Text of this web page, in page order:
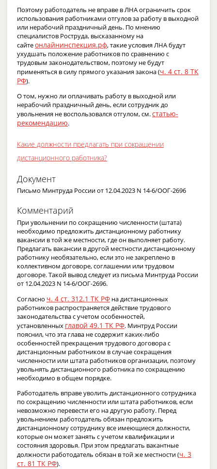
Поэтому работодатель не вправе в ЛНА ограничить срок
использования работниками отгулов за работу в выходной
или нерабочий праздничный день. По мнению
специалистов Роструда, высказанному на
сайтеонлайнинспекция.рф, такие условия ЛНА будут
ухудшать положение работников по сравнению с
трудовым законодательством, поэтому не будут
применяться в силу прямого указания закона (ч. 4 ст. 8 ТК
РФ).
О том, нужно ли оплачивать работу в выходной или
нерабочий праздничный день, если сотрудник до
увольнения не воспользовался отгулом, см.статью-
рекомендацию.
Какие должности предлагать при сокращении
дистанционного работника?
Документ
Письмо Минтруда России от 12.04.2023 N 14-6/ООГ-2696
Комментарий
При увольнении по сокращению численности (штата)
необходимо предложить дистанционному работнику
вакансии в той же местности, где он выполняет работу.
Предлагать вакансии в другой местности дистанционному
работнику необязательно, если это не закреплено в
коллективном договоре, соглашении или трудовом
договоре. Такой вывод следует из письма Минтруда России
от 12.04.2023 N 14-6/ООГ-2696.
Согласно ч. 4 ст. 312.1 ТК РФ на дистанционных
работников распространяется действие трудового
законодательства с учетом особенностей,
установленных главой 49.1 ТК РФ. Минтруд России
пояснил, что эта глава не содержит каких-либо
особенностей прекращения трудового договора с
дистанционным работником в случае сокращения
численности или штата работников организации, поэтому
увольнять дистанционного работника по сокращению
необходимо в общем порядке.
Работодатель вправе уволить дистанционного сотрудника
по сокращению численности или штата работников, если
невозможно перевести его на другую работу. Перед
увольнением работодатель обязан предложить
дистанционному сотруднику все имеющиеся должности,
которые он может занять с учетом квалификации и
состояния здоровья. При этом предлагать вакантные
должности работодатель обязан в той же местности (ч. 3
ст. 81 ТК РФ).